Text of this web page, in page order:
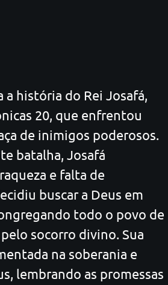
a história do Rei Josafá,
20, que enfrentou
de inimigos poderosos.
batalha, Josafá
e falta de
buscar a Deus em
todo o povo de
socorro divino. Sua
na soberania e
lembrando as promessas